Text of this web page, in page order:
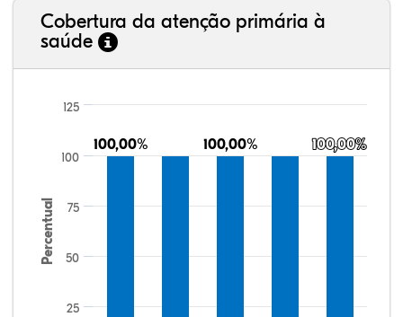
Cobertura da atenção primária à
saúde
Percentual
100,00%
100,00% 100,00%
100,00% 100,00%
100,00%
25
50
75
100
125